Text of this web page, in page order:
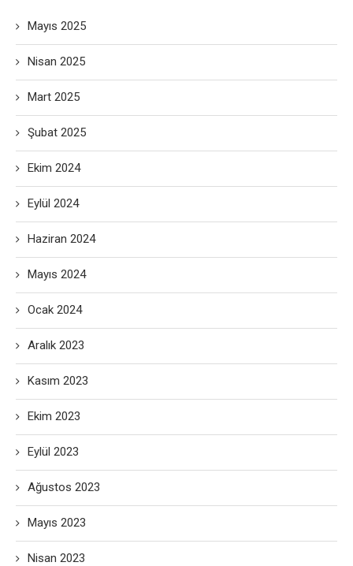
Mayıs 2025
Nisan 2025
Mart 2025
Şubat 2025
Ekim 2024
Eylül 2024
Haziran 2024
Mayıs 2024
Ocak 2024
Aralık 2023
Kasım 2023
Ekim 2023
Eylül 2023
Ağustos 2023
Mayıs 2023
Nisan 2023